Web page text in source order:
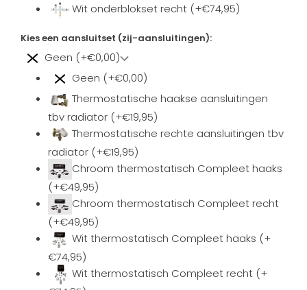
Wit onderblokset recht (+€74,95)
Kies een aansluitset (zij-aansluitingen):
Geen (+€0,00)
Geen (+€0,00)
Thermostatische haakse aansluitingen
tbv radiator (+€19,95)
Thermostatische rechte aansluitingen tbv
radiator (+€19,95)
Chroom thermostatisch Compleet haaks
(+€49,95)
Chroom thermostatisch Compleet recht
(+€49,95)
Wit thermostatisch Compleet haaks (+
€74,95)
Wit thermostatisch Compleet recht (+